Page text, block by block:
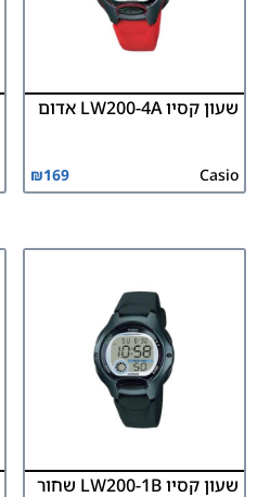
שעון קסיו LW200-4A אדום
Casio
₪169
שעון קסיו LW200-1B שחור